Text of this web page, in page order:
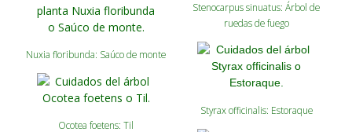
Nuxia floribunda: Saúco de monte
Ocotea foetens: Til
Stenocarpus sinuatus: Árbol de
ruedas de fuego
Styrax officinalis: Estoraque